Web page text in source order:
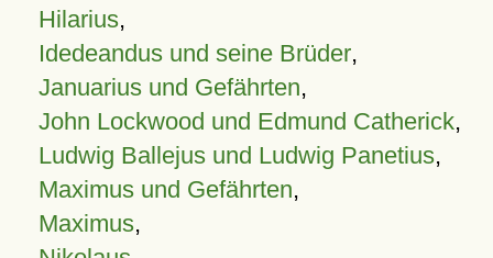
Hilarius,
Idedeandus und seine Brüder,
Januarius und Gefährten,
John Lockwood und Edmund Catherick,
Ludwig Ballejus und Ludwig Panetius,
Maximus und Gefährten,
Maximus,